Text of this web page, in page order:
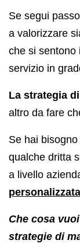
Se segui
a valorizzare
che si sentono
servizio in
La strategia
altro da fare
Se hai
qualche dritta
a livello
Che cosa
strategie di